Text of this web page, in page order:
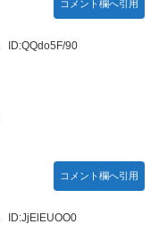
コメント欄へ引用
ID:QQdo5F/90
コメント欄へ引用
ID:JjElEUOO0